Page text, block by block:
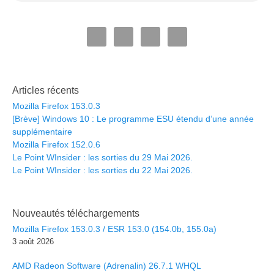
Articles récents
Mozilla Firefox 153.0.3
[Brève] Windows 10 : Le programme ESU étendu d’une année
supplémentaire
Mozilla Firefox 152.0.6
Le Point WInsider : les sorties du 29 Mai 2026.
Le Point WInsider : les sorties du 22 Mai 2026.
Nouveautés téléchargements
Mozilla Firefox 153.0.3 / ESR 153.0 (154.0b, 155.0a)
3 août 2026
AMD Radeon Software (Adrenalin) 26.7.1 WHQL